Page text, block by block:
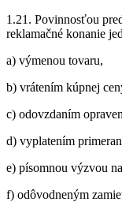
1.21. Povinnosťou
reklamačné konanie
a) výmenou tovaru,
b) vrátením kúpnej
c) odovzdaním
d) vyplatením
e) písomnou výzvou
f) odôvodneným